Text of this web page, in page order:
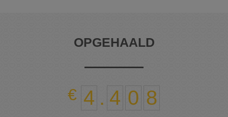
OPGEHAALD
4 . 4 0 8